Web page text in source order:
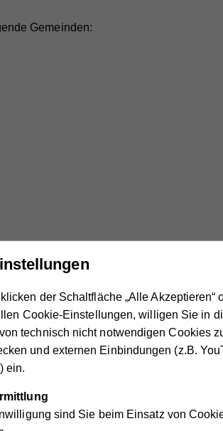
Gemeinden:
unserer mobilen Pflege- und
Die zu erwartenden Kosten können
der Schaltfläche „Alle Akzeptieren“
Cookie-Einstellungen, willigen Sie in
technisch nicht notwendigen Cookies
und externen Einbindungen (z.B.
ein.
sind Sie beim Einsatz von